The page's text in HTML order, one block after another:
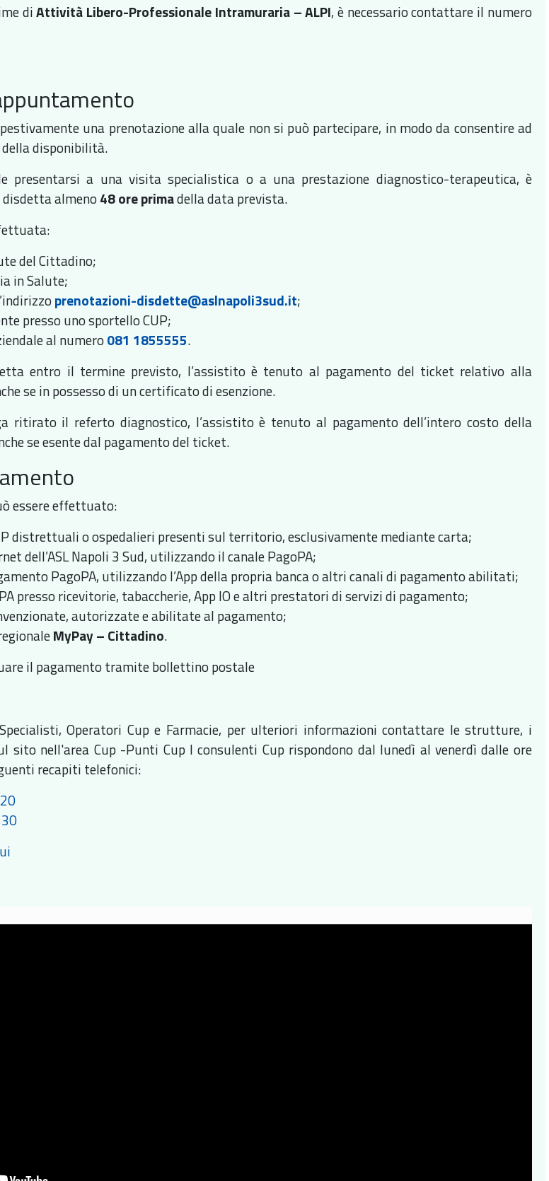
diAttività Libero-Professionale Intramuraria – ALPI, è necessario contattare il numero
una prenotazione alla quale non si può partecipare, in modo da consentire ad
disponibilità.
presentarsi a una visita specialistica o a una prestazione diagnostico-terapeutica, è
almeno48 ore primadella data prevista.
del Cittadino;
in Salute;
prenotazioni-disdette@aslnapoli3sud.it;
presso uno sportello CUP;
al numero081 1855555.
entro il termine previsto, l’assistito è tenuto al pagamento del ticket relativo alla
se in possesso di un certificato di esenzione.
ritirato il referto diagnostico, l’assistito è tenuto al pagamento dell’intero costo della
se esente dal pagamento del ticket.
essere effettuato:
distrettuali o ospedalieri presenti sul territorio, esclusivamente mediante carta;
dell’ASL Napoli 3 Sud, utilizzando il canale PagoPA;
PagoPA, utilizzando l’App della propria banca o altri canali di pagamento abilitati;
presso ricevitorie, tabaccherie, App IO e altri prestatori di servizi di pagamento;
autorizzate e abilitate al pagamento;
MyPay – Cittadino.
il pagamento tramite bollettino postale
Operatori Cup e Farmacie, per ulteriori informazioni contattare le strutture, i
nell'area Cup -Punti Cup I consulenti Cup rispondono dal lunedì al venerdì dalle ore
recapiti telefonici: